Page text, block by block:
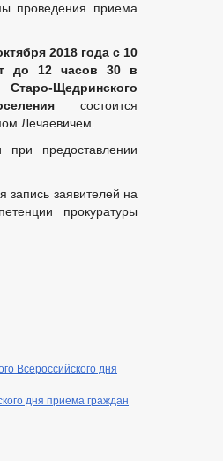
проведения приема
2018 года с 10
до 12 часов 30 в
Старо-Щедринского
состоится
Лечаевичем.
предоставлении
заявителей на
прокуратуры
Всероссийского дня
дня приема граждан